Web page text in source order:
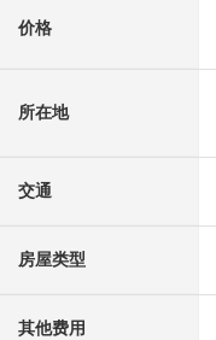
价格
所在地
交通
房屋类型
其他费用